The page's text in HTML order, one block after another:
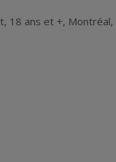
18 ans et +, Montréal,